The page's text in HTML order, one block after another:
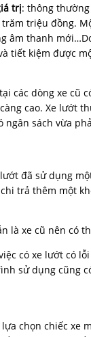
trị: thông
triệu đồng.
âm thanh
tiết kiệm được
các dòng xe cũ
cao. Xe lướt
sách vừa
đã sử dụng
trả thêm một
là xe cũ nên có
có xe lướt có
sử dụng cũng
chọn chiếc xe